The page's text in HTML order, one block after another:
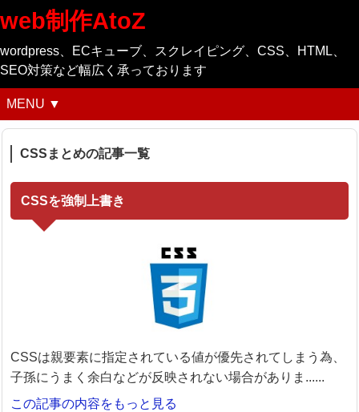
web制作AtoZ
wordpress、ECキューブ、スクレイピング、CSS、HTML、
SEO対策など幅広く承っております
MENU ▼
CSSまとめの記事一覧
CSSを強制上書き
CSSは親要素に指定されている値が優先されてしまう為、
子孫にうまく余白などが反映されない場合がありま......
この記事の内容をもっと見る